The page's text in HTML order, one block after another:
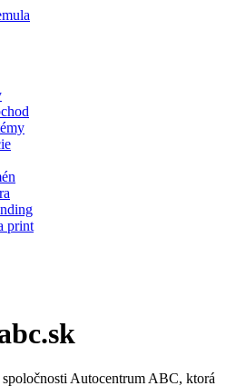
print
spoločnosti Autocentrum ABC, ktorá